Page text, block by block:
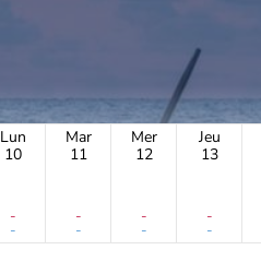
Lun
10
-
-
Mar
11
-
-
Mer
12
-
-
Jeu
13
-
-